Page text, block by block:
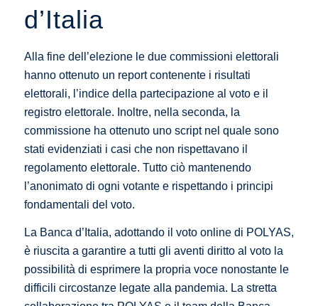
d’Italia
Alla fine dell’elezione le due commissioni elettorali
hanno ottenuto un report contenente i risultati
elettorali, l’indice della partecipazione al voto e il
registro elettorale. Inoltre, nella seconda, la
commissione ha ottenuto uno script nel quale sono
stati evidenziati i casi che non rispettavano il
regolamento elettorale. Tutto ciò mantenendo
l’anonimato di ogni votante e rispettando i principi
fondamentali del voto.
La Banca d’Italia, adottando il voto online di POLYAS,
è riuscita a garantire a tutti gli aventi diritto al voto la
possibilità di esprimere la propria voce nonostante le
difficili circostanze legate alla pandemia. La stretta